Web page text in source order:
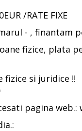
/RATE FIXE
- ,
fizice, plata
fizice si juridice !!
pagina web.: